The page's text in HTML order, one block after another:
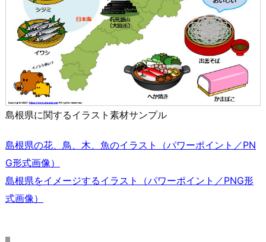
島根県に関するイラスト素材サンプル
島根県の花、鳥、木、魚のイラスト（パワーポイント／PN
G形式画像）
島根県をイメージするイラスト（パワーポイント／PNG形
式画像）